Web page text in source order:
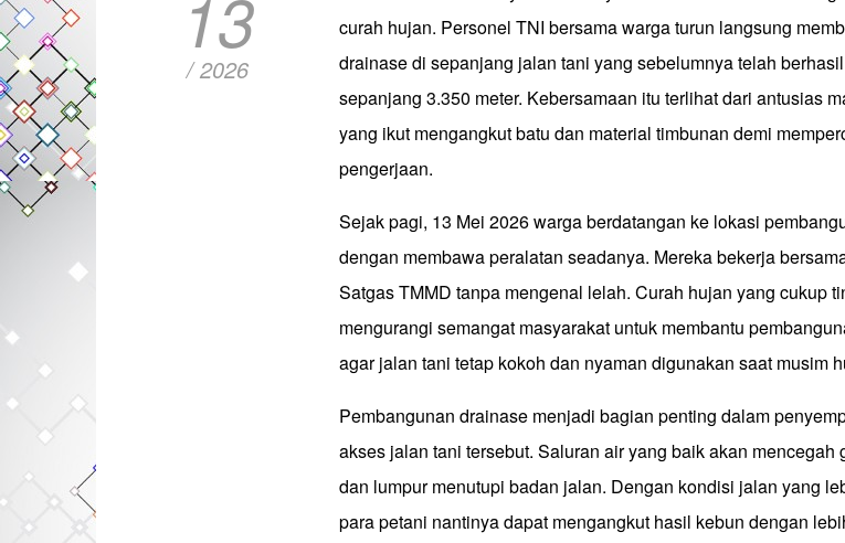
13
/ 2026
curah hujan. Personel TNI bersama warga turun langsung
drainase di sepanjang jalan tani yang sebelumnya telah
sepanjang 3.350 meter. Kebersamaan itu terlihat dari antusias
yang ikut mengangkut batu dan material timbunan demi
pengerjaan.
Sejak pagi, 13 Mei 2026 warga berdatangan ke lokasi
dengan membawa peralatan seadanya. Mereka bekerja
Satgas TMMD tanpa mengenal lelah. Curah hujan yang cukup
mengurangi semangat masyarakat untuk membantu
agar jalan tani tetap kokoh dan nyaman digunakan saat musim
Pembangunan drainase menjadi bagian penting dalam
akses jalan tani tersebut. Saluran air yang baik akan mencegah
dan lumpur menutupi badan jalan. Dengan kondisi jalan yang
para petani nantinya dapat mengangkut hasil kebun dengan